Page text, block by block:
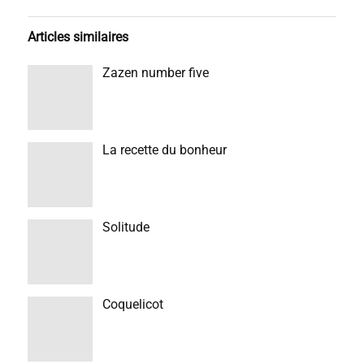
Articles similaires
Zazen number five
La recette du bonheur
Solitude
Coquelicot